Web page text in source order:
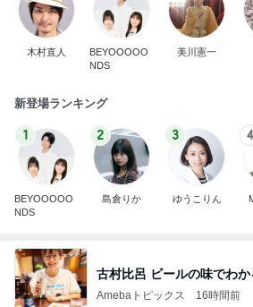
木村直人
BEYOOOOO
NDS
美川憲一
新登場ランキング
1
BEYOOOOO
NDS
2
島倉りか
3
ゆうこりん
古村比呂 ビールの味でわ
Amebaトピックス 16時間前